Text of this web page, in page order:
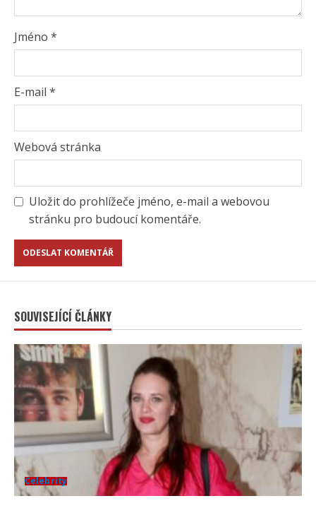
Jméno *
E-mail *
Webová stránka
Uložit do prohlížeče jméno, e-mail a webovou
stránku pro budoucí komentáře.
SOUVISEJÍCÍ ČLÁNKY
Celebrity